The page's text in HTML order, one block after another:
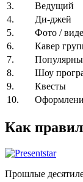
3.
Ведущий
4.
Ди-джей
5.
Фото /
6.
Кавер
7.
8.
Шоу
9.
Квесты
10.
Как
Прошлые